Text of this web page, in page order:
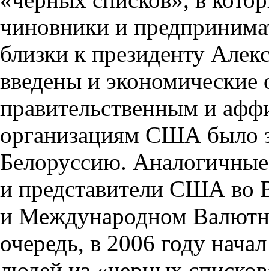
чиновники и
близки к президенту
введены и экономические
правительственным и
организациям США было
Белоруссию.
и представители США во
и Международном
очередь, в 2006 году